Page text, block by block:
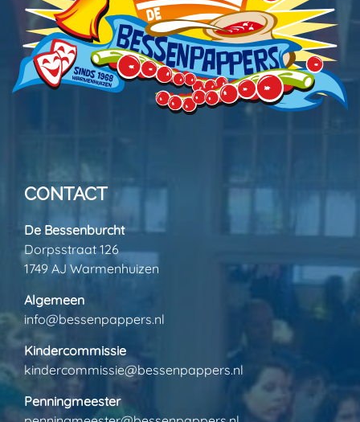
CONTACT
De Bessenburcht
Dorpsstraat 126
1749 AJ Warmenhuizen
Algemeen
info@bessenpappers.nl
Kindercommissie
kindercommissie@bessenpappers.nl
Penningmeester